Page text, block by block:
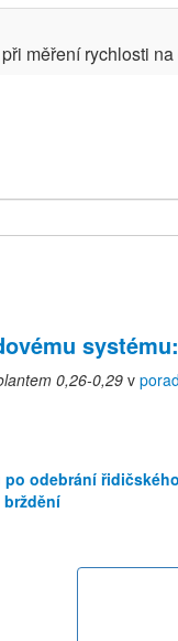
měření rychlosti
systému:
0,26-0,29 v
odebrání